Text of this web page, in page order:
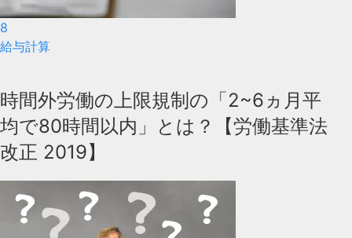
8
給与計算
時間外労働の上限規制の「2~6ヵ月平
均で80時間以内」とは？【労働基準法
改正 2019】